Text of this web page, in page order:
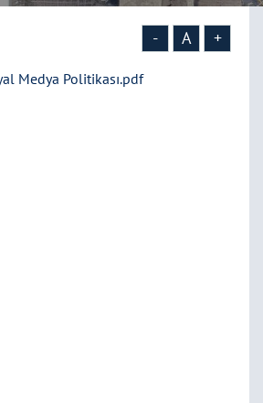
- A +
Medya Politikası.pdf